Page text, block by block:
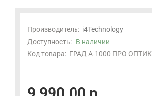
Производитель: i4Technology
Доступность: В наличии
Код товара: ГРАД А-1000 ПРО ОПТИК